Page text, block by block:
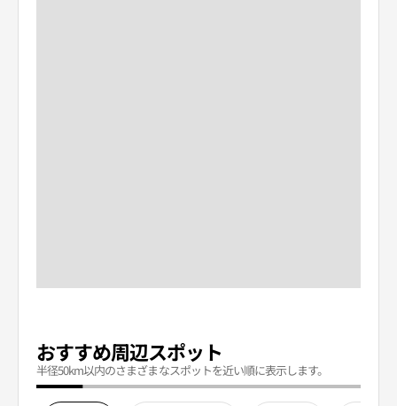
おすすめ周辺スポット
半径50km以内のさまざまなスポットを近い順に表示します。